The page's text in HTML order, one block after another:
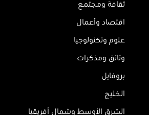
ثقافة ومجتمع
اقتصاد وأعمال
علوم وتكنولوجيا
وثائق ومذكرات
بروفايل
الخليج
الشرق الأوسط وشمال أفريقيا